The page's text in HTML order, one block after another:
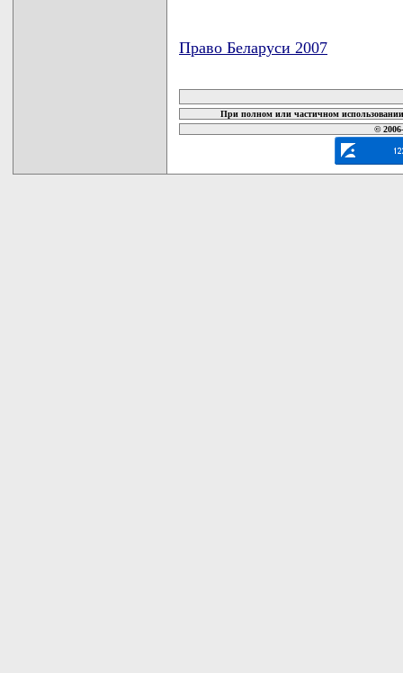
Право Беларуси 2007
При полном или частичном
©